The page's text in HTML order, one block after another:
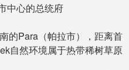
中心的总统府
的Para（帕拉市），距离首
自然环境属于热带稀树草原